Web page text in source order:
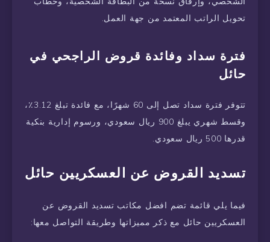
تحويل الراتب المعتمد من جهة العمل.
فترة سداد وفائدة قروض الراجحي في
حائل
تتوفر فترة سداد تصل إلى 60 شهرًا، مع فائدة تبلغ 3.12٪،
وقسط شهري يبلغ 900 ريال سعودي، ورسوم إدارية بنكية
قدرها 500 ريال سعودي.
تسديد القروض عن العسكريين حائل
فيما يلي قائمة تضم افضل مكاتب تسديد القروض عن
العسكريين حائل مع ذكر مميزاتها وطريقة التواصل معها: